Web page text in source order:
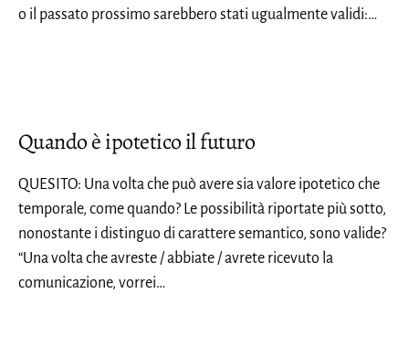
o il passato prossimo sarebbero stati ugualmente validi:…
Quando è ipotetico il futuro
QUESITO: Una volta che può avere sia valore ipotetico che
temporale, come quando? Le possibilità riportate più sotto,
nonostante i distinguo di carattere semantico, sono valide?
“Una volta che avreste / abbiate / avrete ricevuto la
comunicazione, vorrei…